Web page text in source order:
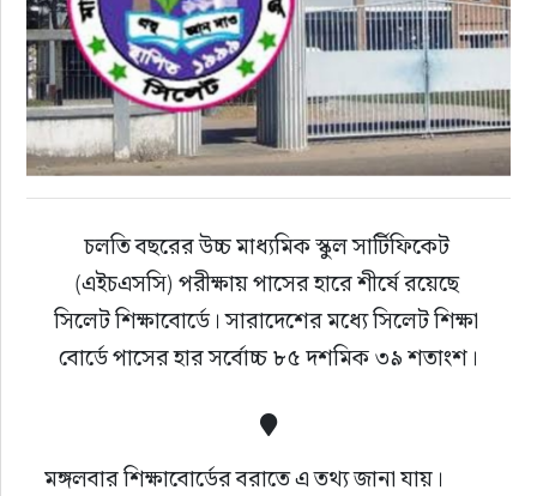
চলতি বছরের উচ্চ মাধ্যমিক স্কুল সার্টিফিকেট
(এইচএসসি) পরীক্ষায় পাসের হারে শীর্ষে রয়েছে
সিলেট শিক্ষাবোর্ডে। সারাদেশের মধ্যে সিলেট শিক্ষা
বোর্ডে পাসের হার সর্বোচ্চ ৮৫ দশমিক ৩৯ শতাংশ।
মঙ্গলবার শিক্ষাবোর্ডের বরাতে এ তথ্য জানা যায়।